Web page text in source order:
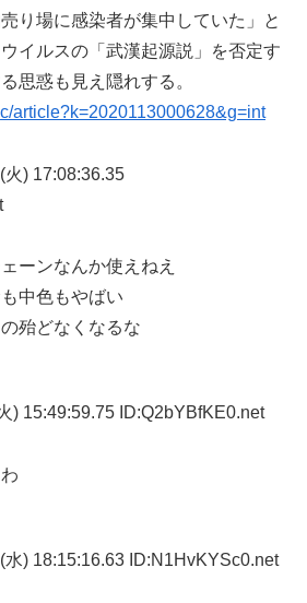
り場に感染者が集中していた」と
イルスの「武漢起源説」を否定す
思惑も見え隠れする。
article?k=2020113000628&g=int
火) 17:08:36.35
ーンなんか使えねえ
中色もやばい
殆どなくなるな
) 15:49:59.75 ID:Q2bYBfKE0.net
水) 18:15:16.63 ID:N1HvKYSc0.net